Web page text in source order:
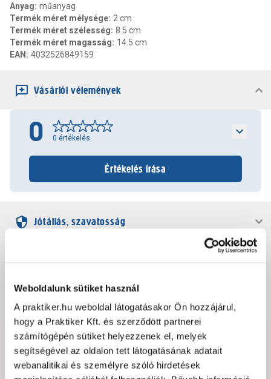
Weboldalunk sütiket használ
A praktiker.hu weboldal látogatásakor Ön hozzájárul,
hogy a Praktiker Kft. és szerződött partnerei
számítógépén sütiket helyezzenek el, melyek
segítségével az oldalon tett látogatásának adatait
webanalitikai és személyre szóló hirdetések
Anyag: műanyag
Termék méret mélysége: 2 cm
Termék méret szélesség: 8.5 cm
Termék méret magasság: 14.5 cm
EAN : 4032526849159
Vásárlói vélemények
0 0 értékelés
Értékelés írása
Jótállás, szavatosság
Dokumentumok, felelős személy
Hibát találtál az oldalon vagy a termék leírásában?
Kérjük jelezd nekünk!